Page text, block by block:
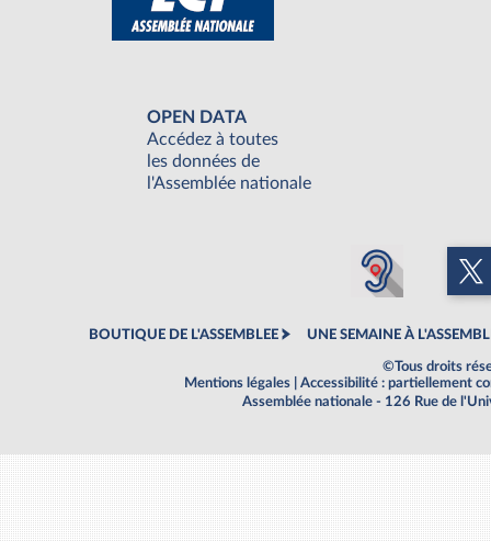
OPEN DATA
Accédez à toutes
les données de
l'Assemblée nationale
BOUTIQUE DE L'ASSEMBLEE UNE SEMAINE À
©Tous droits
Mentions légales
Accessibilité : partiellement
Assemblée nationale - 126 Rue de